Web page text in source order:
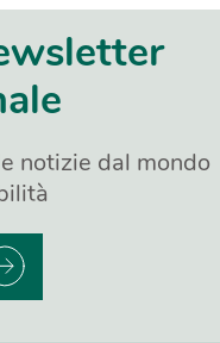
notizie dal mondo